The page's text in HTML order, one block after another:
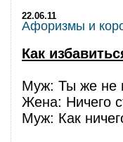
22.06.11
Афоризмы и
Как
Муж: Ты же не
Жена: Ничего
Муж: Как